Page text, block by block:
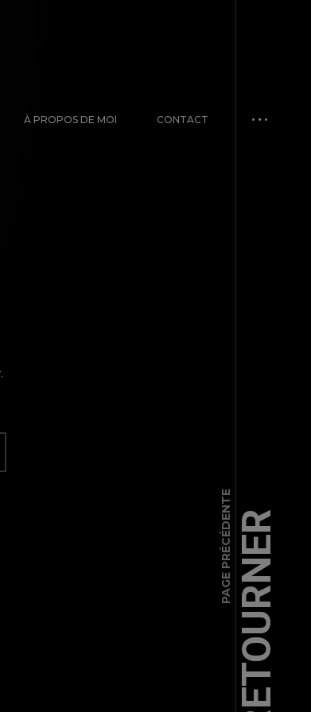
À PROPOS DE MOI CONTACT
PAGE PRÉCÉDENTERETOURNER